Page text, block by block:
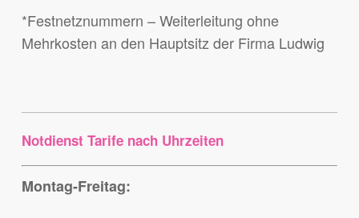
*Festnetznummern – Weiterleitung ohne
Mehrkosten an den Hauptsitz der Firma Ludwig
Notdienst Tarife nach Uhrzeiten
Montag-Freitag: